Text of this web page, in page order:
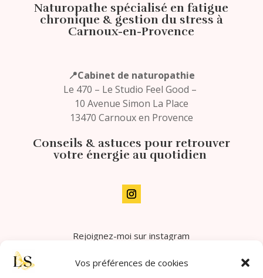
Vos préférences de cookies
Naturopathe spécialisé en fatigue
chronique & gestion du stress à
Carnoux-en-Provence
📍Cabinet de naturopathie
Le 470 – Le Studio Feel Good –
10 Avenue Simon La Place
13470 Carnoux en Provence
Conseils & astuces pour retrouver
votre énergie au quotidien
Rejoignez-moi sur instagram
Prendre rendez-vous